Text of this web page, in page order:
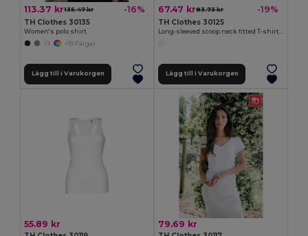
113.37 kr135.47 kr -16%
TH Clothes 30135
Women's polo shirt
+19 Färger
Lägg till i Varukorgen
67.47 kr83.73 kr -19%
TH Clothes 30125
Lägg till i Varukorgen
55.89 kr 79.69 kr